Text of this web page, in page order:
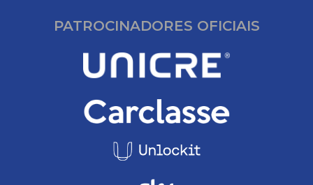
PATROCINADORES OFICIAIS